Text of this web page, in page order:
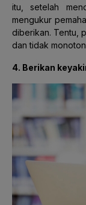
itu, setelah
mengukur
diberikan. Tentu,
dan tidak
4. Berikan